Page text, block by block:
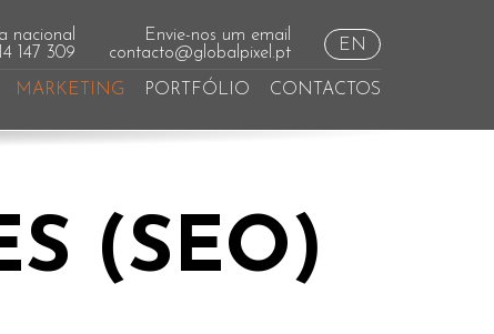
nacional
147 309
Envie-nos um email
contacto@globalpixel.pt
EN
MARKETING PORTFÓLIO CONTACTOS
(SEO)